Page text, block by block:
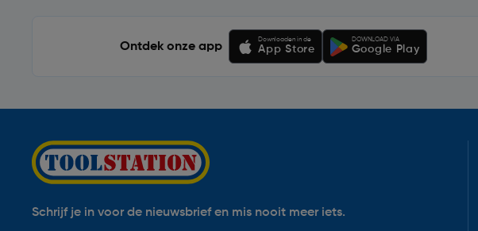
Ontdek onze app
Downloaden in de
App Store
DOWNLOAD VIA
Google Play
Schrijf je in voor de nieuwsbrief en mis nooit meer iets.